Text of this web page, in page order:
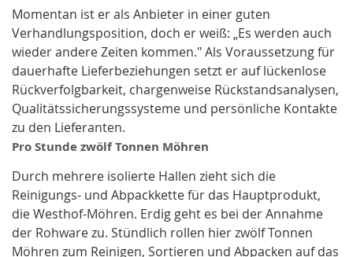
Momentan ist er als Anbieter in einer guten
Verhandlungsposition, doch er weiß: „Es werden auch
wieder andere Zeiten kommen." Als Voraussetzung für
dauerhafte Lieferbeziehungen setzt er auf lückenlose
Rückverfolgbarkeit, chargenweise Rückstandsanalysen,
Qualitätssicherungssysteme und persönliche Kontakte
zu den Lieferanten.
Pro Stunde zwölf Tonnen Möhren
Durch mehrere isolierte Hallen zieht sich die
Reinigungs- und Abpackkette für das Hauptprodukt,
die Westhof-Möhren. Erdig geht es bei der Annahme
der Rohware zu. Stündlich rollen hier zwölf Tonnen
Möhren zum Reinigen, Sortieren und Abpacken auf das